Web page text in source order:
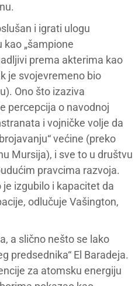
i igrati ulogu
kao „šampione
prema akterima kao
je svojevremeno bio
Ono što izaziva
percepcija o navodnoj
i vojničke volje da
većine (preko
Mursija), i sve to u društvu
pravcima razvoja.
izgubilo i kapacitet da
odlučuje Vašington,
a slično nešto se lako
predsednika“ El Baradeja.
za atomsku energiju